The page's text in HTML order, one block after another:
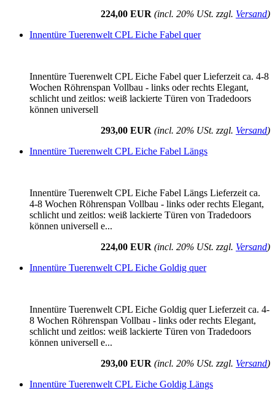
224,00 EUR (incl. 20% USt. zzgl. Versand)
Innentüre Tuerenwelt CPL Eiche Fabel quer
Innentüre Tuerenwelt CPL Eiche Fabel quer Lieferzeit ca. 4-8
Wochen Röhrenspan Vollbau - links oder rechts Elegant,
schlicht und zeitlos: weiß lackierte Türen von Tradedoors
können universell
293,00 EUR (incl. 20% USt. zzgl. Versand)
Innentüre Tuerenwelt CPL Eiche Fabel Längs
Innentüre Tuerenwelt CPL Eiche Fabel Längs Lieferzeit ca.
4-8 Wochen Röhrenspan Vollbau - links oder rechts Elegant,
schlicht und zeitlos: weiß lackierte Türen von Tradedoors
können universell e...
224,00 EUR (incl. 20% USt. zzgl. Versand)
Innentüre Tuerenwelt CPL Eiche Goldig quer
Innentüre Tuerenwelt CPL Eiche Goldig quer Lieferzeit ca. 4-
8 Wochen Röhrenspan Vollbau - links oder rechts Elegant,
schlicht und zeitlos: weiß lackierte Türen von Tradedoors
können universell e...
293,00 EUR (incl. 20% USt. zzgl. Versand)
Innentüre Tuerenwelt CPL Eiche Goldig Längs